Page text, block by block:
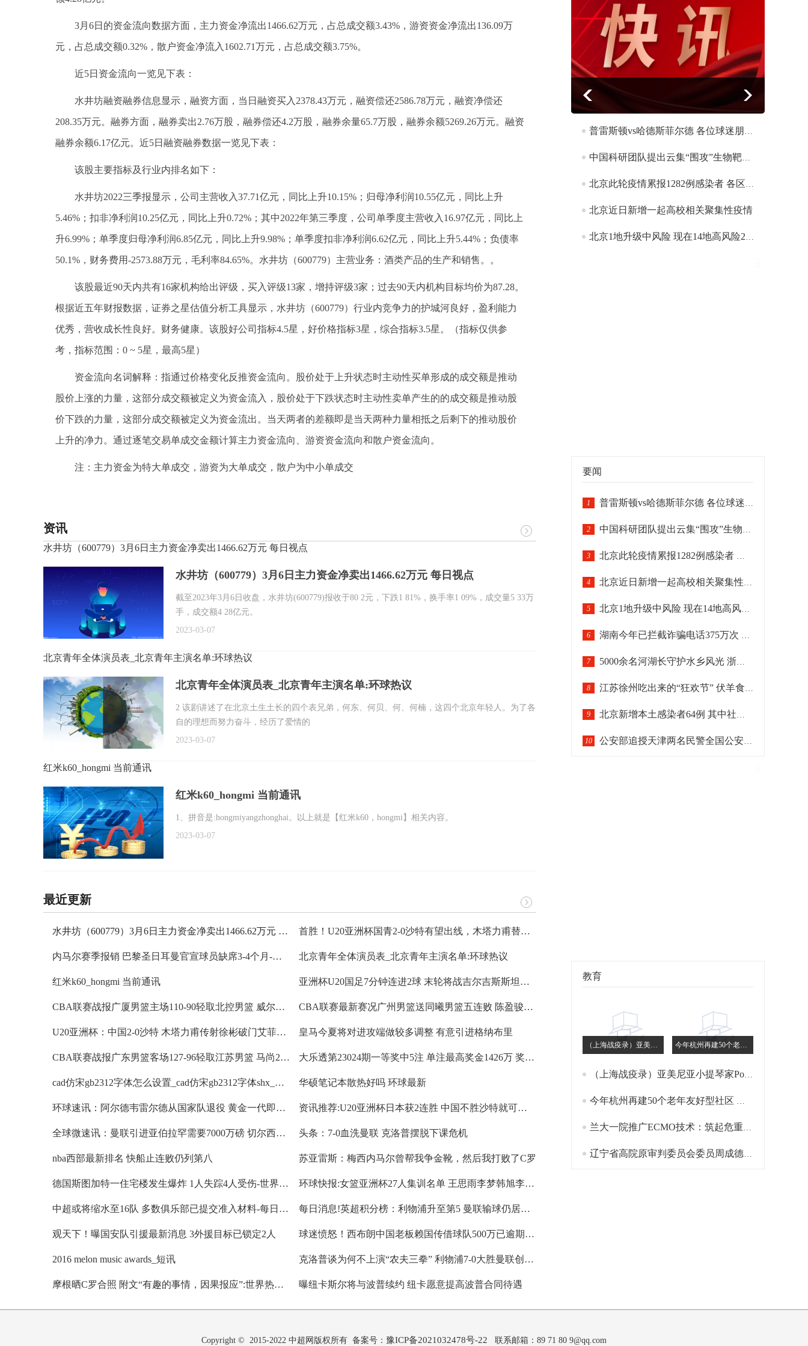
3月6日的资金流向数据方面，主力资金净流出1466.62万元，占总成交额3.43%，游资资金净流出136.09万
元，占总成交额0.32%，散户资金净流入1602.71万元，占总成交额3.75%。
近5日资金流向一览见下表：
水井坊融资融券信息显示，融资方面，当日融资买入2378.43万元，融资偿还2586.78万元，融资净偿还
208.35万元。融券方面，融券卖出2.76万股，融券偿还4.2万股，融券余量65.7万股，融券余额5269.26万元。融资
融券余额6.17亿元。近5日融资融券数据一览见下表：
该股主要指标及行业内排名如下：
水井坊2022三季报显示，公司主营收入37.71亿元，同比上升10.15%；归母净利润10.55亿元，同比上升
5.46%；扣非净利润10.25亿元，同比上升0.72%；其中2022年第三季度，公司单季度主营收入16.97亿元，同比上
升6.99%；单季度归母净利润6.85亿元，同比上升9.98%；单季度扣非净利润6.62亿元，同比上升5.44%；负债率
50.1%，财务费用-2573.88万元，毛利率84.65%。水井坊（600779）主营业务：酒类产品的生产和销售。。
该股最近90天内共有16家机构给出评级，买入评级13家，增持评级3家；过去90天内机构目标均价为87.28。
根据近五年财报数据，证券之星估值分析工具显示，水井坊（600779）行业内竞争力的护城河良好，盈利能力
优秀，营收成长性良好。财务健康。该股好公司指标4.5星，好价格指标3星，综合指标3.5星。（指标仅供参
考，指标范围：0 ~ 5星，最高5星）
资金流向名词解释：指通过价格变化反推资金流向。股价处于上升状态时主动性买单形成的成交额是推动
股价上涨的力量，这部分成交额被定义为资金流入，股价处于下跌状态时主动性卖单产生的的成交额是推动股
价下跌的力量，这部分成交额被定义为资金流出。当天两者的差额即是当天两种力量相抵之后剩下的推动股价
上升的净力。通过逐笔交易单成交金额计算主力资金流向、游资资金流向和散户资金流向。
注：主力资金为特大单成交，游资为大单成交，散户为中小单成交
资讯
水井坊（600779）3月6日主力资金净卖出1466.62万元 每日视点
水井坊（600779）3月6日主力资金净卖出1466.62万元 每日视点
截至2023年3月6日收盘，水井坊(600779)报收于80 2元，下跌1 81%，换手率1 09%，成交量5 33万
手，成交额4 28亿元。
2023-03-07
北京青年全体演员表_北京青年主演名单:环球热议
北京青年全体演员表_北京青年主演名单:环球热议
2 该剧讲述了在北京土生土长的四个表兄弟，何东、何贝、何、何楠，这四个北京年轻人。为了各
自的理想而努力奋斗，经历了爱情的
2023-03-07
红米k60_hongmi 当前通讯
红米k60_hongmi 当前通讯
1、拼音是:hongmiyangzhonghai。以上就是【红米k60，hongmi】相关内容。
2023-03-07
最近更新
水井坊（600779）3月6日主力资金净卖出1466.62万元 每日视点 首胜！U20亚洲杯国青2-0沙特有望出线，木塔力甫替补传射徐彬破门
内马尔赛季报销 巴黎圣日耳曼官宣球员缺席3-4个月-环球热闻 北京青年全体演员表_北京青年主演名单:环球热议
红米k60_hongmi 当前通讯 亚洲杯U20国足7分钟连进2球 末轮将战吉尔吉斯斯坦U20有望出线-当前速讯
CBA联赛战报广厦男篮主场110-90轻取北控男篮 威尔哲23+12胡金秋19+8 CBA联赛最新赛况广州男篮送同曦男篮五连败 陈盈骏21分皮特森24分难救主
U20亚洲杯：中国2-0沙特 木塔力甫传射徐彬破门艾菲尔丁助攻迎首胜|天天快资讯 皇马今夏将对进攻端做较多调整 有意引进格纳布里
CBA联赛战报广东男篮客场127-96轻取江苏男篮 马尚21分赵率舟空砍37分 大乐透第23024期一等奖中5注 单注最高奖金1426万 奖池6.62亿 每日观察
cad仿宋gb2312字体怎么设置_cad仿宋gb2312字体shx_世界今头条 华硕笔记本散热好吗 环球最新
环球速讯：阿尔德韦雷尔德从国家队退役 黄金一代即将谢幕 资讯推荐:U20亚洲杯日本获2连胜 中国不胜沙特就可提前出线
全球微速讯：曼联引进亚伯拉罕需要7000万磅 切尔西有优先回购条款 头条：7-0血洗曼联 克洛普摆脱下课危机
nba西部最新排名 快船止连败仍列第八 苏亚雷斯：梅西内马尔曾帮我争金靴，然后我打败了C罗
德国斯图加特一住宅楼发生爆炸 1人失踪4人受伤-世界信息 环球快报:女篮亚洲杯27人集训名单 王思雨李梦韩旭李月汝悉数入选
中超或将缩水至16队 多数俱乐部已提交准入材料-每日热文 每日消息!英超积分榜：利物浦升至第5 曼联输球仍居第三阿森纳曼城争冠白热化
观天下！曝国安队引援最新消息 3外援目标已锁定2人 球迷愤怒！西布朗中国老板赖国传借球队500万已逾期3次
2016 melon music awards_短讯 克洛普谈为何不上演“农夫三拳” 利物浦7-0大胜曼联创双红会最大分差
摩根晒C罗合照 附文“有趣的事情，因果报应”:世界热消息 曝纽卡斯尔将与波普续约 纽卡愿意提高波普合同待遇
北京此轮疫情累报1282例感染者 各区疫情呈差异化分布
普雷斯顿vs哈德斯菲尔德 各位球迷朋友敬请留意
中国科研团队提出云集“围攻”生物靶标智能纳米机器人模型
北京此轮疫情累报1282例感染者 各区疫情呈差异化分布
北京近日新增一起高校相关聚集性疫情
北京1地升级中风险 现在14地高风险29地中风险
要闻
1 普雷斯顿vs哈德斯菲尔德 各位球迷朋友敬请留意
2 中国科研团队提出云集“围攻”生物靶标智能纳米机器人模型
3 北京此轮疫情累报1282例感染者 各区疫情呈差异化分布
4 北京近日新增一起高校相关聚集性疫情
5 北京1地升级中风险 现在14地高风险29地中风险
6 湖南今年已拦截诈骗电话375万次 劝阻逾261万名潜在受害群众
7 5000余名河湖长守护水乡风光 浙江绍兴十年治水汇清流
8 江苏徐州吃出来的“狂欢节” 伏羊食俗晋级“国家队”
9 北京新增本土感染者64例 其中社会面筛查2例
10 公安部追授天津两名民警全国公安系统二级英雄模范
教育
（上海战疫录）亚美尼亚小提琴家Poghosyan：我是长了外国脸的上海人 今年杭州再建50个老年友好型社区 提升服务便利可及性
（上海战疫录）亚美尼亚小提琴家Poghosyan：我是长了外国脸的上海人
今年杭州再建50个老年友好型社区 提升服务便利可及性
兰大一院推广ECMO技术：筑起危重症患者生命防线
辽宁省高院原审判委员会委员周成德被“双开”
Copyright © 2015-2022 中超网版权所有 备案号： 豫ICP备2021032478号-22 联系邮箱：89 71 80 9@qq.com